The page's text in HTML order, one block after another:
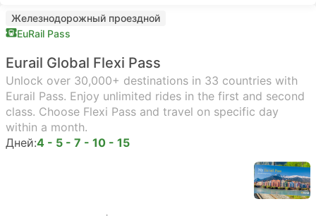
Железнодорожный проездной
EuRail Pass
Eurail Global Flexi Pass
Unlock over 30,000+ destinations in 33 countries with
Eurail Pass. Enjoy unlimited rides in the first and second
class. Choose Flexi Pass and travel on specific day
within a month.
Дней:4 - 5 - 7 - 10 - 15